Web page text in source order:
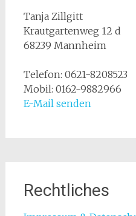
Tanja Zillgitt
Krautgartenweg 12 d
68239 Mannheim
Telefon: 0621-8208523
Mobil: 0162-9882966
E-Mail senden
Rechtliches